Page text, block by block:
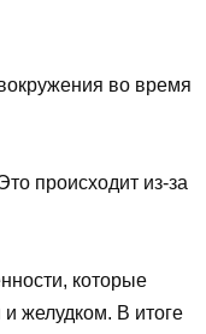
во время
происходит из-за
которые
желудком. В итоге